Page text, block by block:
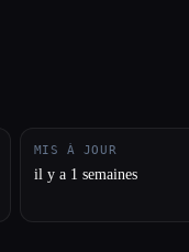
MIS À JOUR
il y a 1 semaines